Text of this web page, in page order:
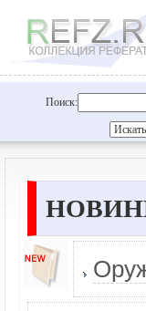
Поиск: